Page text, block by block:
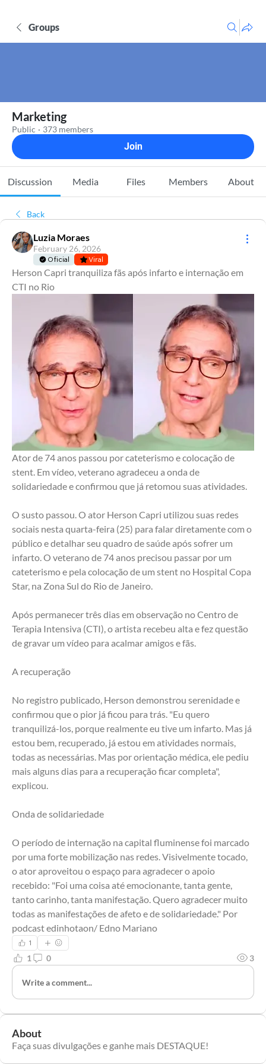
Groups
Marketing
Public · 373 members
Join
Discussion Media Files Members About
Back
Luzia Moraes
February 26, 2026
Oficial Viral
Herson Capri tranquiliza fãs após infarto e internação em
CTI no Rio
Ator de 74 anos passou por cateterismo e colocação de
stent. Em vídeo, veterano agradeceu a onda de
solidariedade e confirmou que já retomou suas atividades.
O susto passou. O ator Herson Capri utilizou suas redes
sociais nesta quarta-feira (25) para falar diretamente com o
público e detalhar seu quadro de saúde após sofrer um
infarto. O veterano de 74 anos precisou passar por um
cateterismo e pela colocação de um stent no Hospital Copa
Star, na Zona Sul do Rio de Janeiro.
Após permanecer três dias em observação no Centro de
Terapia Intensiva (CTI), o artista recebeu alta e fez questão
de gravar um vídeo para acalmar amigos e fãs.
A recuperação
No registro publicado, Herson demonstrou serenidade e
confirmou que o pior já ficou para trás. "Eu quero
tranquilizá-los, porque realmente eu tive um infarto. Mas já
estou bem, recuperado, já estou em atividades normais,
todas as necessárias. Mas por orientação médica, ele pediu
mais alguns dias para a recuperação ficar completa",
explicou.
Onda de solidariedade
O período de internação na capital fluminense foi marcado
por uma forte mobilização nas redes. Visivelmente tocado,
o ator aproveitou o espaço para agradecer o apoio
recebido: "Foi uma coisa até emocionante, tanta gente,
tanto carinho, tanta manifestação. Quero agradecer muito
todas as manifestações de afeto e de solidariedade." Por
podcast edinhotaon/ Edno Mariano
1
1 0 3
Write a comment...
About
Faça suas divulgações e ganhe mais DESTAQUE!